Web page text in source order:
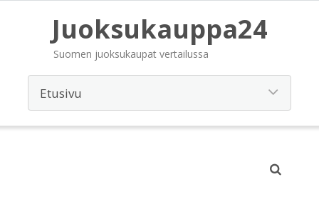
Juoksukauppa24
Suomen juoksukaupat vertailussa